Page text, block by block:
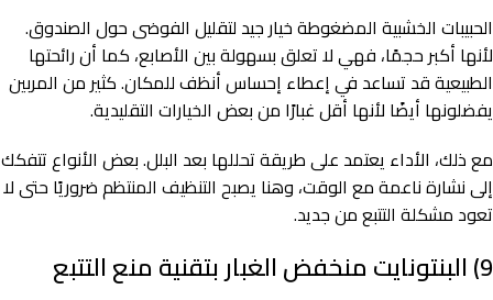
الحبيبات الخشبية المضغوطة خيار جيد لتقليل الفوضى حول الصندوق.
لأنها أكبر حجمًا، فهي لا تعلق بسهولة بين الأصابع، كما أن رائحتها
الطبيعية قد تساعد في إعطاء إحساس أنظف للمكان. كثير من المربين
يفضلونها أيضًا لأنها أقل غبارًا من بعض الخيارات التقليدية.
مع ذلك، الأداء يعتمد على طريقة تحللها بعد البلل. بعض الأنواع تتفكك
إلى نشارة ناعمة مع الوقت، وهنا يصبح التنظيف المنتظم ضروريًا حتى لا
تعود مشكلة التتبع من جديد.
9) البنتونايت منخفض الغبار بتقنية منع التتبع